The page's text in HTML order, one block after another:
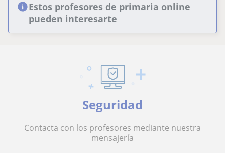
Estos profesores de primaria online
pueden interesarte
Seguridad
Contacta con los profesores mediante nuestra
mensajería